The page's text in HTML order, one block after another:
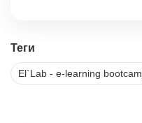
Теги
El`Lab - e-learning